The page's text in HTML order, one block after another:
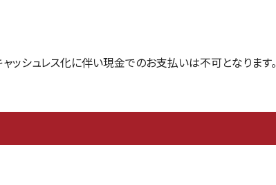
ッシュレス化に伴い現金でのお支払いは不可となります。